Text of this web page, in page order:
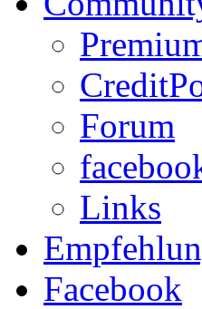
Forum
Links
Facebook